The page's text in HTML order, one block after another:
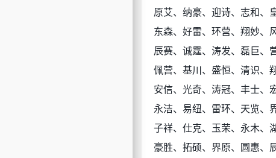
原艾、纳豪、迎诗、志和、
东森、好雷、环营、翔妙、
辰赛、诚霆、涛发、磊巨、
佩营、基川、盛恒、清识、
安信、光奇、涛冠、丰士、
永洁、易纽、雷环、天览、
子祥、仕克、玉荣、永木、
豪胜、拓硕、界原、圆惠、